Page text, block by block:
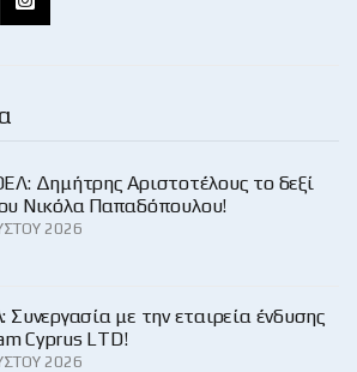
Δημήτρης Αριστοτέλους το δεξί
Νικόλα Παπαδόπουλου!
2026
Συνεργασία με την εταιρεία ένδυσης
Cyprus LTD!
2026